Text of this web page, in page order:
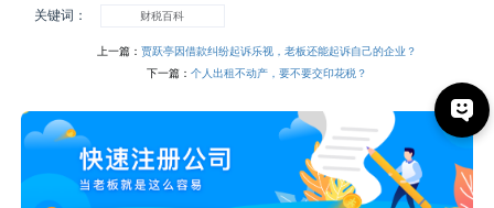
关键词： 财税百科
上一篇： 贾跃亭因借款纠纷起诉乐视，老板还能起诉自己的企业？
下一篇： 个人出租不动产，要不要交印花税？